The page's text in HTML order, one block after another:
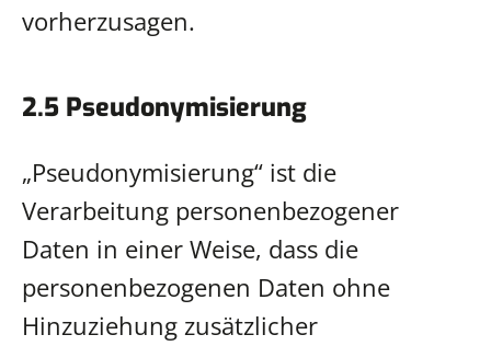
vorherzusagen.
2.5 Pseudonymisierung
„Pseudonymisierung“ ist die
Verarbeitung personenbezogener
Daten in einer Weise, dass die
personenbezogenen Daten ohne
Hinzuziehung zusätzlicher